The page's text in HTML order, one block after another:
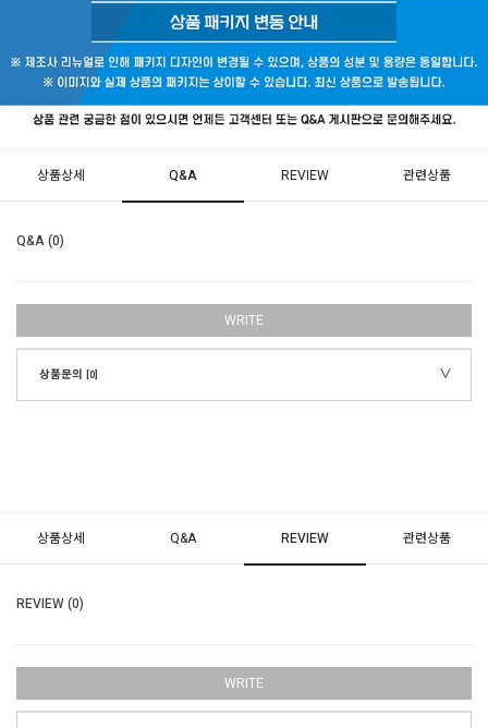
상품상세 Q&A REVIEW 관련상품
Q&A (0)
WRITE
상품문의 [0]
상품상세 Q&A REVIEW 관련상품
REVIEW (0)
WRITE